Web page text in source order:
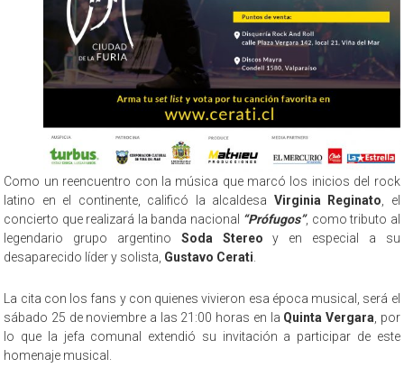
Como un reencuentro con la música que marcó los inicios del rock
latino en el continente, calificó la alcaldesa Virginia Reginato , el
concierto que realizará la banda nacional “Prófugos”, como tributo al
legendario grupo argentino Soda Stereo y en especial a su
desaparecido líder y solista, Gustavo Cerati
La cita con los fans y con quienes vivieron esa época musical, será el
sábado 25 de noviembre a las 21:00 horas en la Quinta Vergara , por
lo que la jefa comunal extendió su invitación a participar de este
homenaje musical.